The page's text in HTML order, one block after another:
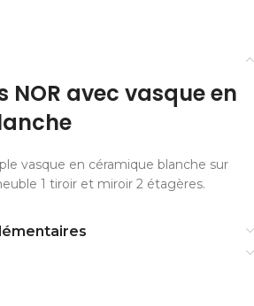
NOR avec vasque en
vasque en céramique blanche sur
1 tiroir et miroir 2 étagères.